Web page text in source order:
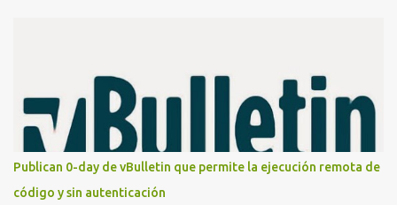
elevación de privilegios que afecta a Microsoft Active Directory
Certificate Services y que, según Microsoft, permite que un usuario
autenticado eleve privilegios a través de la red debido a un
problema de autorización. La vulnerabilidad ha recibido una
puntuación CVSS 8.8 y ya dispone de un Proof of Concept público.
Lo interesante de Certighost no es únicamente la vulnerabilidad,
sino el objetivo final. Mientras muchos ataques contra AD CS
Publican 0-day de vBulletin que permite la ejecución remota de
código y sin autenticación